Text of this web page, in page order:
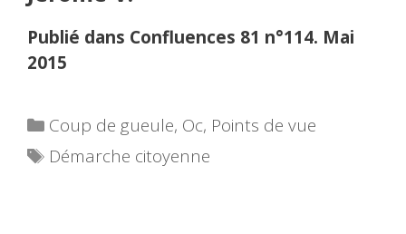
Publié dans Confluences 81 n°114. Mai
2015
Catégories
Coup de gueule, Oc, Points de vue
Étiquettes
Démarche citoyenne